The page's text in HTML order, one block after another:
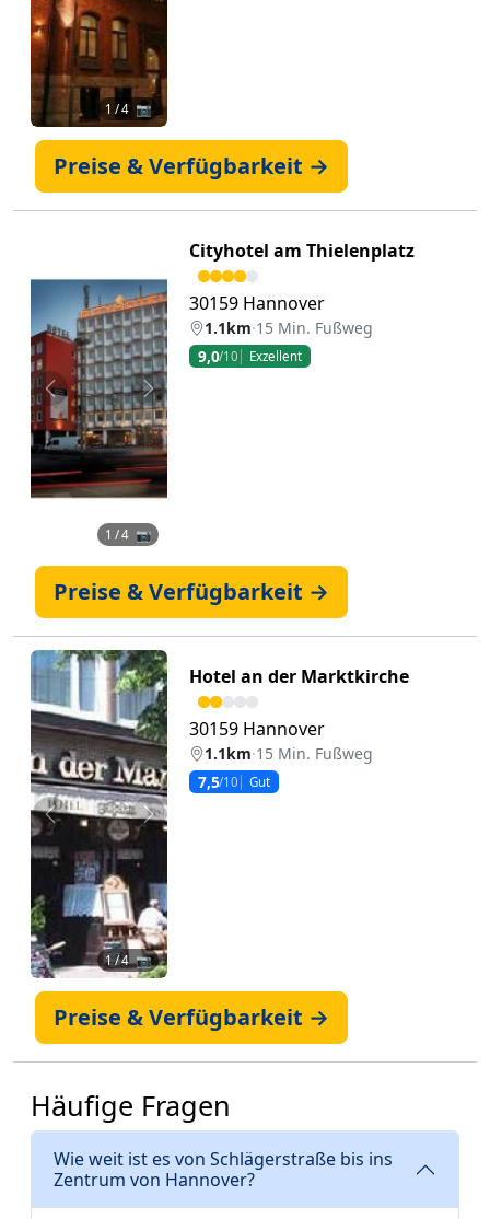
1 / 4 📷
Preise & Verfügbarkeit →
Zurück Weiter
1 / 4 📷
Cityhotel am Thielenplatz
30159 Hannover
1.1km·15 Min. Fußweg
9,0/10 Exzellent
Preise & Verfügbarkeit →
Zurück Weiter
1/ 4 📷
Hotel an der Marktkirche
30159 Hannover
1.1km·15 Min. Fußweg
7,5/10 Gut
Preise & Verfügbarkeit →
Häufige Fragen
Wie weit ist es von Schlägerstraße bis ins
Zentrum von Hannover?